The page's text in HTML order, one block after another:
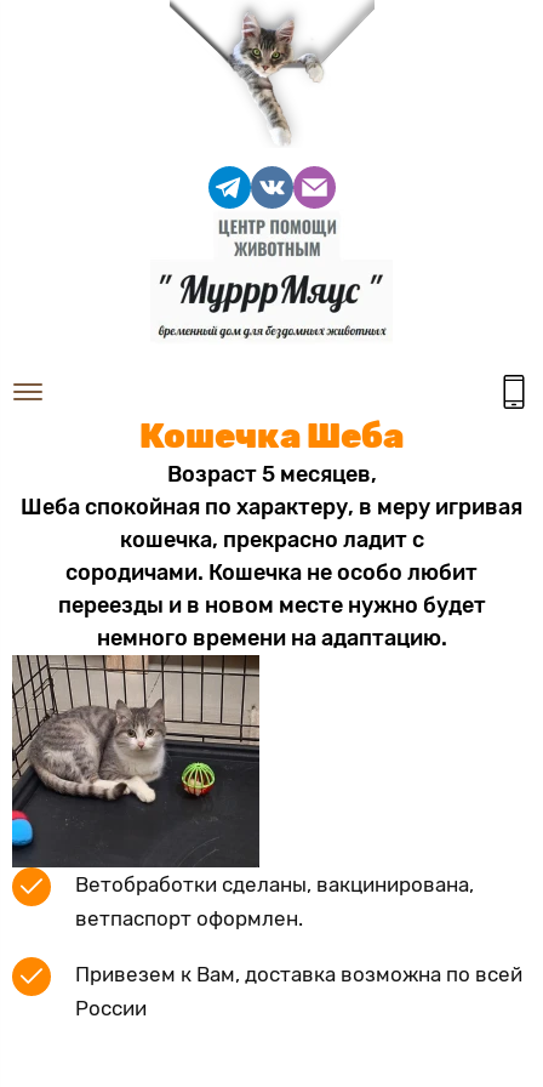
Кошечка Шеба
Возраст 5 месяцев,
Шеба спокойная по характеру, в меру игривая
кошечка, прекрасно ладит с
сородичами. Кошечка не особо любит
переезды и в новом месте нужно будет
немного времени на адаптацию.
Ветобработки сделаны, вакцинирована,
ветпаспорт оформлен.
Привезем к Вам, доставка возможна по всей
России